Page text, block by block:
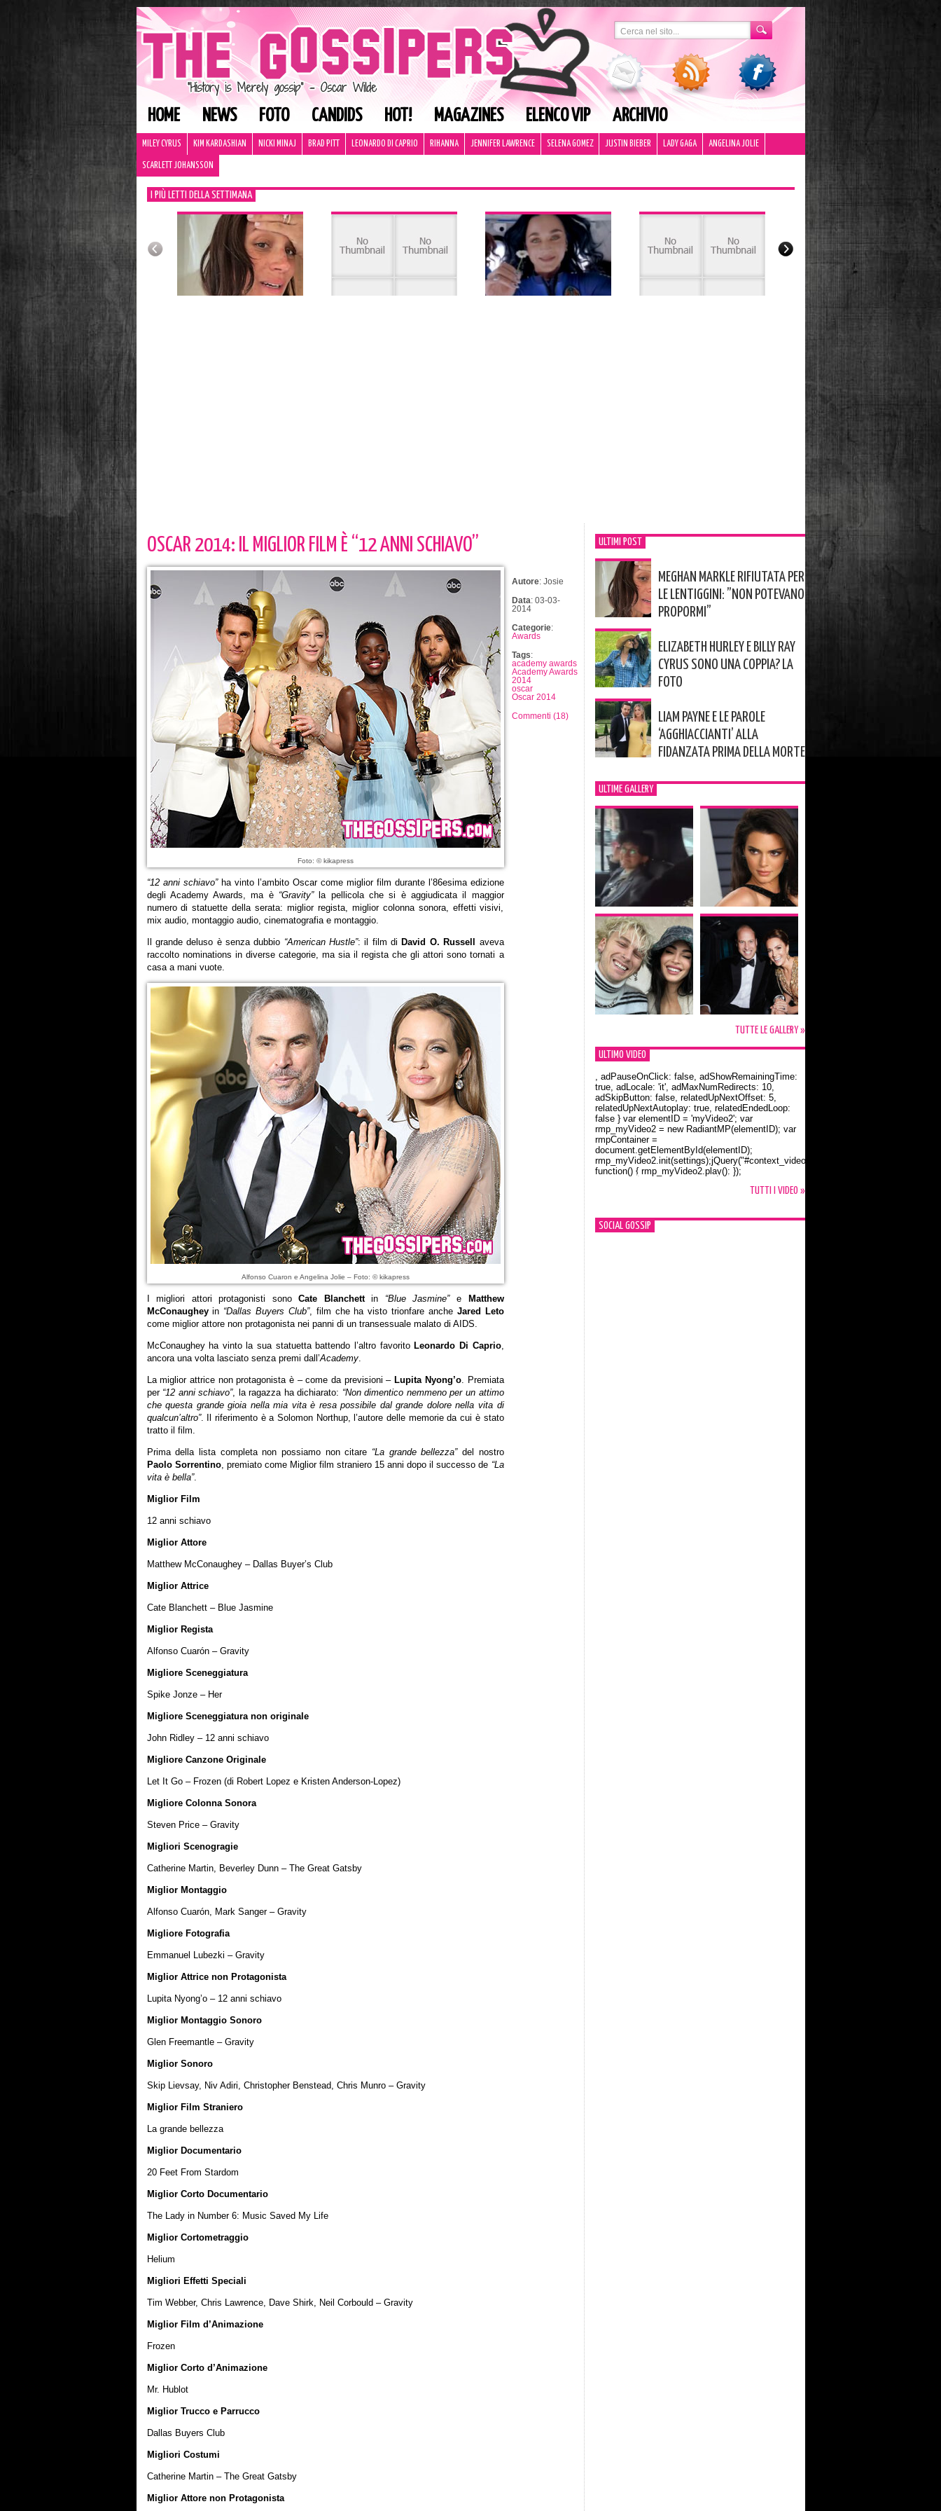
HOME NEWS FOTO CANDIDS HOT! MAGAZINES ELENCO VIP ARCHIVIO
MILEY CYRUS KIM KARDASHIAN NICKI MINAJ BRAD PITT LEONARDO DI CAPRIO RIHANNA JENNIFER LAWRENCE SELENA GOMEZ JUSTIN BIEBER LADY GAGA ANGELINA JOLIE
SCARLETT JOHANSSON
I PIÙ LETTI DELLA SETTIMANA
OSCAR 2014: IL MIGLIOR FILM È “12 ANNI SCHIAVO”
Foto: © kikapress
“12 anni schiavo”ha vinto l’ambito Oscar come miglior film durante l’86esima edizione
degli Academy Awards, ma è “Gravity”la pellicola che si è aggiudicata il maggior
numero di statuette della serata: miglior regista, miglior colonna sonora, effetti visivi,
mix audio, montaggio audio, cinematografia e montaggio.
Il grande deluso è senza dubbio “American Hustle”: il film di David O. Russell
aveva
raccolto nominations in diverse categorie, ma sia il regista che gli attori sono tornati a
casa a mani vuote.
Alfonso Cuaron e Angelina Jolie – Foto: © kikapress
I migliori attori protagonisti sonoCate Blanchettin “Blue Jasmine”e
Matthew
McConaugheyin “Dallas Buyers Club”, film che ha visto trionfare anche Jared Leto
come miglior attore non protagonista nei panni di un transessuale malato di AIDS.
McConaughey ha vinto la sua statuetta battendo l’altro favorito Leonardo Di Caprio,
ancora una volta lasciato senza premi dall’Academy.
La miglior attrice non protagonista è – come da previsioni – Lupita Nyong’o. Premiata
per “12 anni schiavo”, la ragazza ha dichiarato: “Non dimentico nemmeno per un attimo
che questa grande gioia nella mia vita è resa possibile dal grande dolore nella vita di
qualcun’altro”. Il riferimento è a Solomon Northup, l’autore delle memorie da cui è stato
tratto il film.
Prima della lista completa non possiamo non citare “La grande bellezza”del nostro
Paolo Sorrentino, premiato come Miglior film straniero 15 anni dopo il successo de “La
vita è bella”.
Miglior Film
12 anni schiavo
Miglior Attore
Matthew McConaughey – Dallas Buyer’s Club
Miglior Attrice
Cate Blanchett – Blue Jasmine
Miglior Regista
Alfonso Cuarón – Gravity
Migliore Sceneggiatura
Spike Jonze – Her
Migliore Sceneggiatura non originale
John Ridley – 12 anni schiavo
Migliore Canzone Originale
Let It Go – Frozen (di Robert Lopez e Kristen Anderson-Lopez)
Migliore Colonna Sonora
Steven Price – Gravity
Migliori Scenogragie
Catherine Martin, Beverley Dunn – The Great Gatsby
Miglior Montaggio
Alfonso Cuarón, Mark Sanger – Gravity
Migliore Fotografia
Emmanuel Lubezki – Gravity
Miglior Attrice non Protagonista
Lupita Nyong’o – 12 anni schiavo
Miglior Montaggio Sonoro
Glen Freemantle – Gravity
Miglior Sonoro
Skip Lievsay, Niv Adiri, Christopher Benstead, Chris Munro – Gravity
Miglior Film Straniero
La grande bellezza
Miglior Documentario
20 Feet From Stardom
Miglior Corto Documentario
The Lady in Number 6: Music Saved My Life
Miglior Cortometraggio
Helium
Migliori Effetti Speciali
Tim Webber, Chris Lawrence, Dave Shirk, Neil Corbould – Gravity
Miglior Film d’Animazione
Frozen
Miglior Corto d’Animazione
Mr. Hublot
Miglior Trucco e Parrucco
Dallas Buyers Club
Migliori Costumi
Catherine Martin – The Great Gatsby
Miglior Attore non Protagonista
Autore: Josie
Data: 03-03-
2014
Categorie:
Awards
Tags:
academy awards
Academy Awards
2014
oscar
Oscar 2014
Commenti (18)
ULTIMI POST
MEGHAN MARKLE RIFIUTATA PER
LE LENTIGGINI: ”NON POTEVANO
PROPORMI”
ELIZABETH HURLEY E BILLY RAY
CYRUS SONO UNA COPPIA? LA
FOTO
LIAM PAYNE E LE PAROLE
‘AGGHIACCIANTI’ ALLA
FIDANZATA PRIMA DELLA MORTE
ULTIME GALLERY
TUTTE LE GALLERY »
ULTIMO VIDEO
Orlando Bloom e la t-shirt dedicata a Flynn
, adPauseOnClick: false, adShowRemainingTime:
true, adLocale: 'it', adMaxNumRedirects: 10,
adSkipButton: false, relatedUpNextOffset: 5,
relatedUpNextAutoplay: true, relatedEndedLoop:
false } var elementID = 'myVideo2'; var
rmp_myVideo2 = new RadiantMP(elementID); var
rmpContainer =
document.getElementById(elementID);
rmp_myVideo2.init(settings);jQuery("#context_video2").one("mouseover",
function() { rmp_myVideo2.play(); });
TUTTI I VIDEO »
SOCIAL GOSSIP